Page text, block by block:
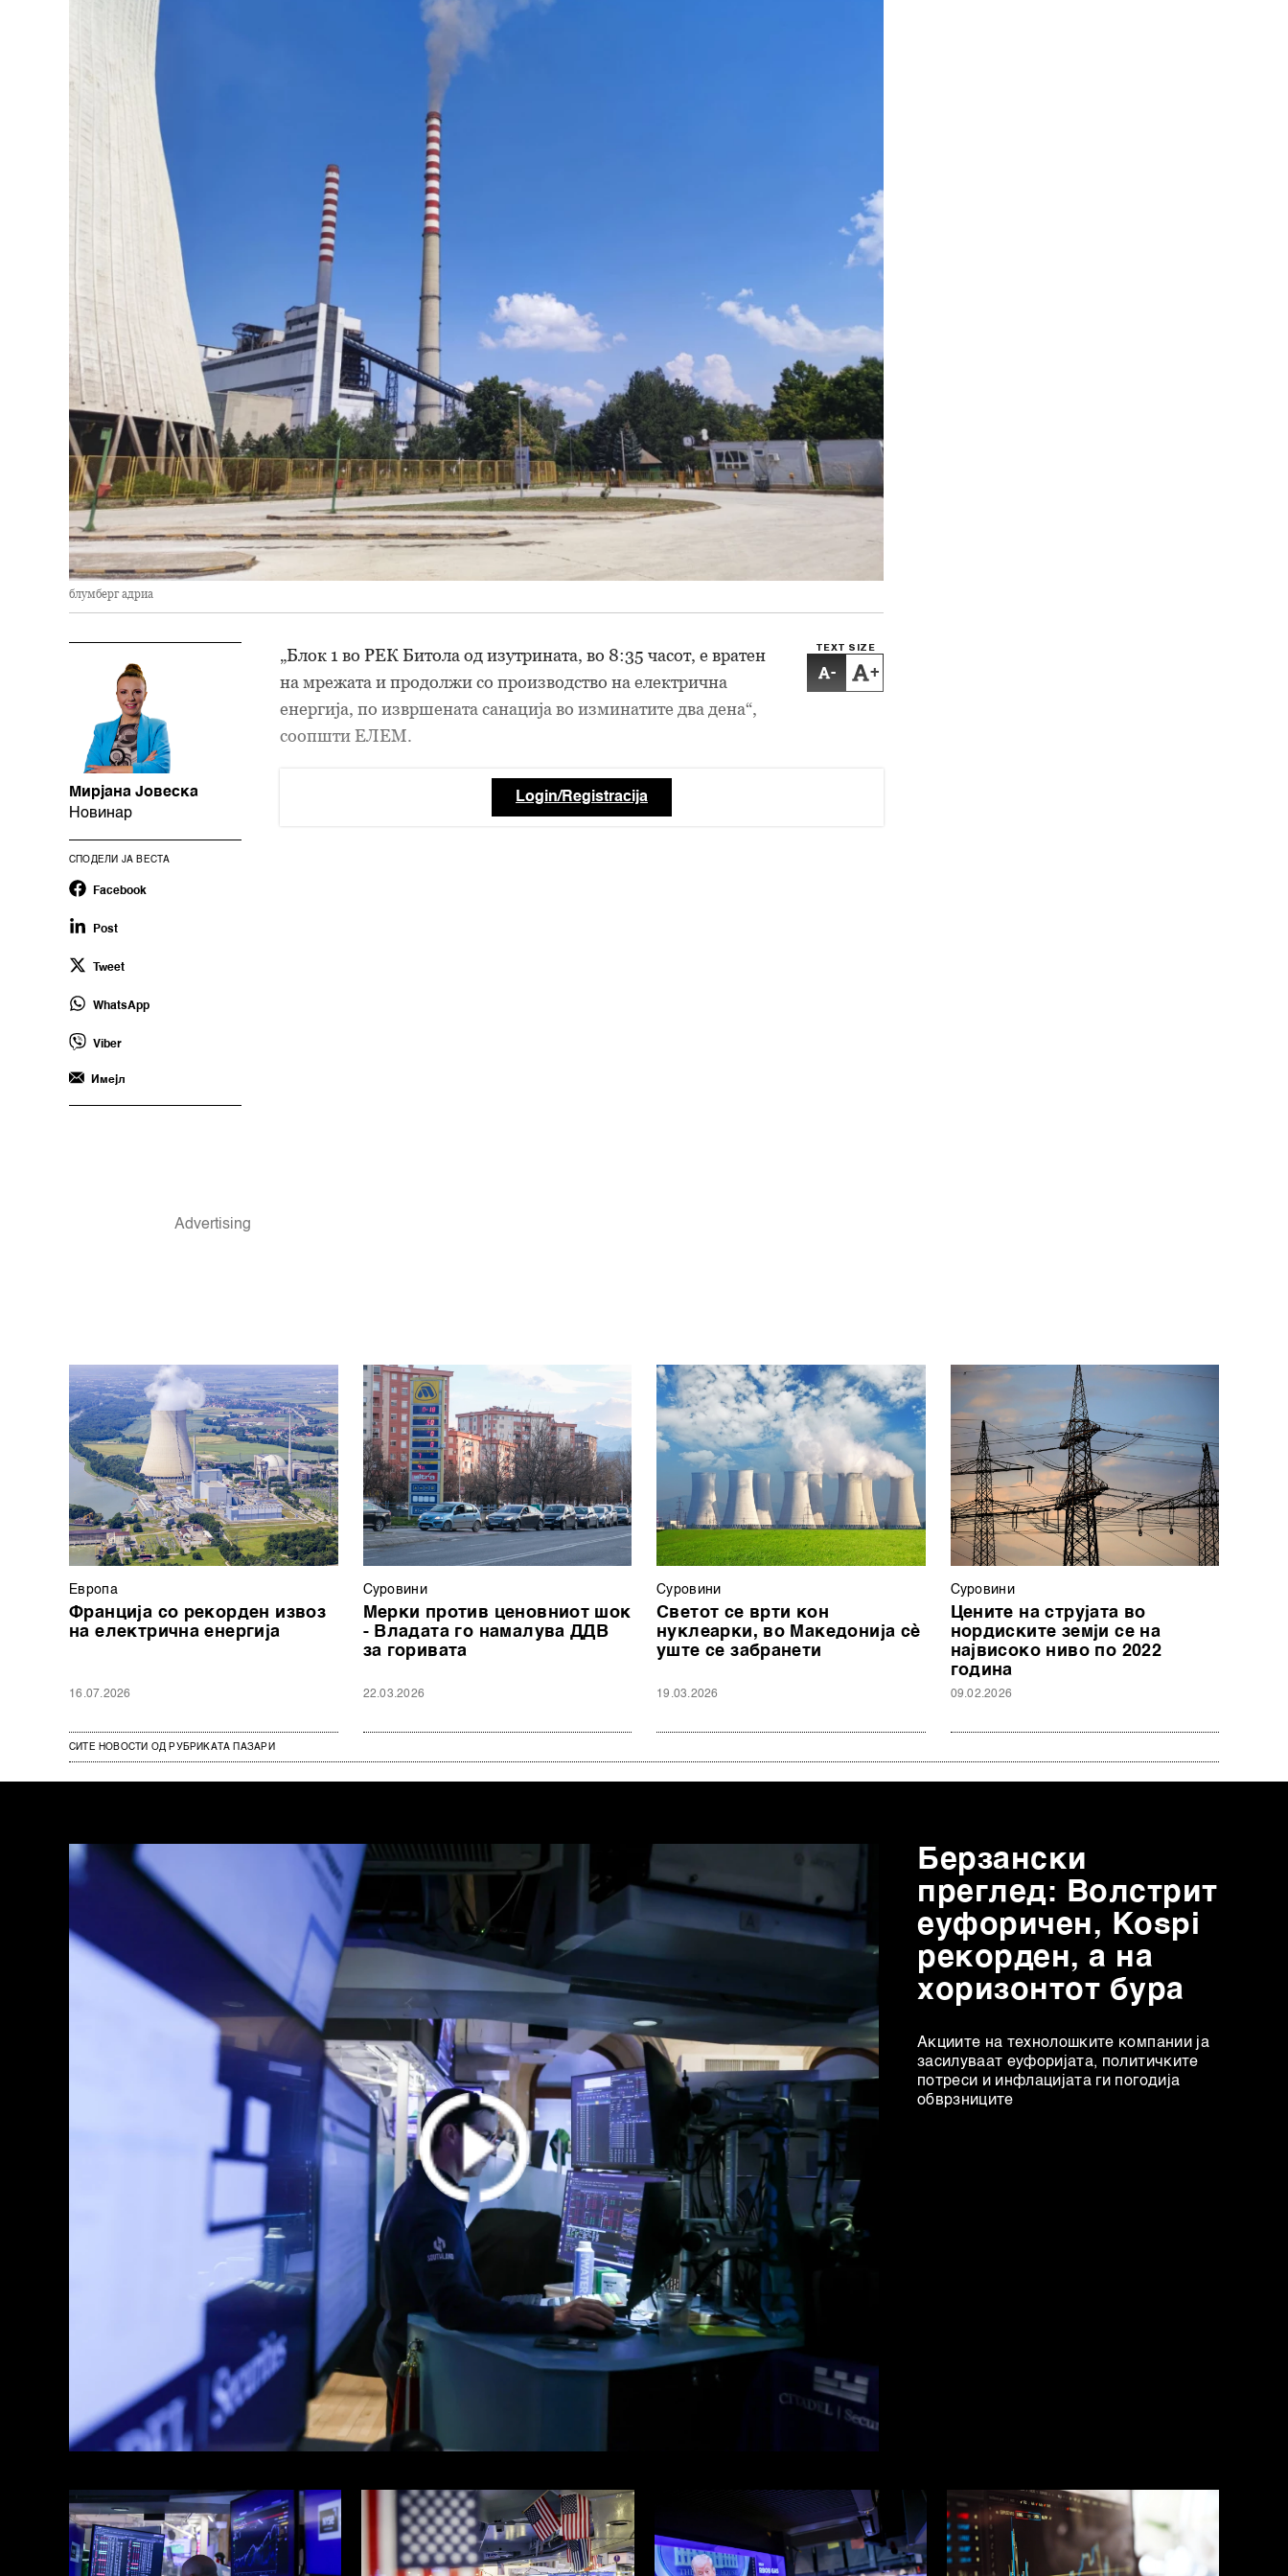
блумберг адриа
Мирјана Јовеска
Новинар
СПОДЕЛИ ЈА ВЕСТА
Facebook
Post
Tweet
WhatsApp
Viber
Имејл
TEXT SIZE
- +
„Блок 1 во РЕК Битола од изутрината, во 8:35 часот, е вратен
на мрежата и продолжи со производство на електрична
енергија, по извршената санација во изминатите два дена“,
соопшти ЕЛЕМ.
Login/Registracija
Европа
Франција со рекорден извоз
на електрична енергија
16.07.2026
Суровини
Мерки против ценовниот шок
- Владата го намалува ДДВ
за горивата
22.03.2026
Суровини
Светот се врти кон
нуклеарки, во Македонија сѐ
уште се забранети
19.03.2026
Суровини
Цените на струјата во
нордиските земји се на
највисоко ниво по 2022
година
09.02.2026
СИТЕ НОВОСТИ ОД РУБРИКАТА ПАЗАРИ
Берзански
преглед: Волстрит
еуфоричен, Коspi
рекорден, а на
хоризонтот бура
Акциите на технолошките компании ја
засилуваат еуфоријата, политичките
потреси и инфлацијата ги погодија
обврзниците